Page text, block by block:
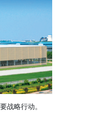
战略行动。